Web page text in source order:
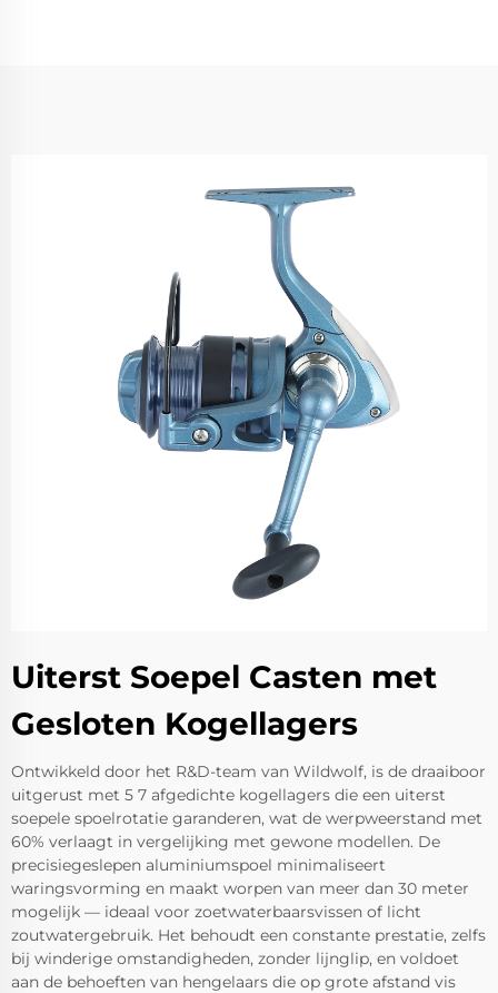
Uiterst Soepel Casten met
Gesloten Kogellagers
Ontwikkeld door het R&D-team van Wildwolf, is de draaiboor
uitgerust met 5 7 afgedichte kogellagers die een uiterst
soepele spoelrotatie garanderen, wat de werpweerstand met
60% verlaagt in vergelijking met gewone modellen. De
precisiegeslepen aluminiumspoel minimaliseert
waringsvorming en maakt worpen van meer dan 30 meter
mogelijk — ideaal voor zoetwaterbaarsvissen of licht
zoutwatergebruik. Het behoudt een constante prestatie, zelfs
bij winderige omstandigheden, zonder lijnglip, en voldoet
aan de behoeften van hengelaars die op grote afstand vis